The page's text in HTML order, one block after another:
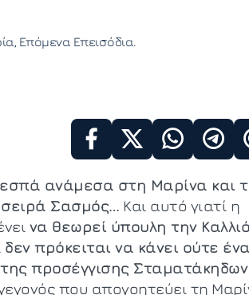
Επόμενα Επεισόδια
ανάμεσα στη Μαρίνα και
σειρά Σασμός… Και αυτό γιατί η
να θεωρεί ύπουλη την
δεν πρόκειται να κάνει ούτε ένα
προσέγγισης Σταματάκηδων
που απογοητεύει τη